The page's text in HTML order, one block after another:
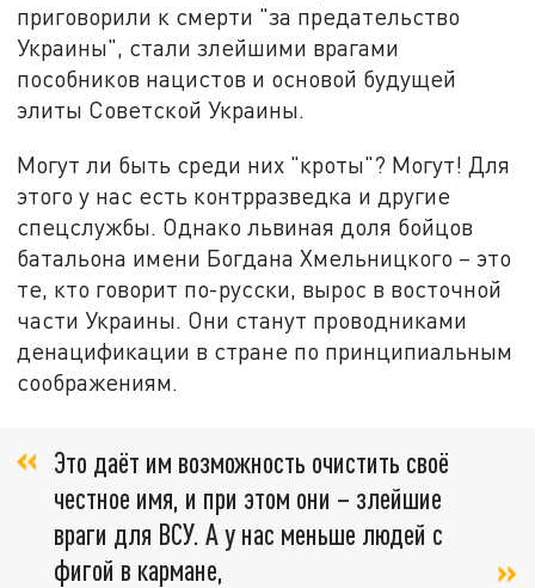
приговорили к смерти "за предательство
Украины", стали злейшими врагами
пособников нацистов и основой будущей
элиты Советской Украины.
Могут ли быть среди них "кроты"? Могут! Для
этого у нас есть контрразведка и другие
спецслужбы. Однако львиная доля бойцов
батальона имени Богдана Хмельницкого – это
те, кто говорит по-русски, вырос в восточной
части Украины. Они станут проводниками
денацификации в стране по принципиальным
соображениям.
Это даёт им возможность очистить своё
честное имя, и при этом они – злейшие
враги для ВСУ. А у нас меньше людей с
фигой в кармане,